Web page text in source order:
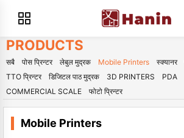
PRODUCTS
सबै पोस प्रिन्टर लेबुल मुद्रक Mobile Printers स्क्यानर
TTO प्रिन्टर
डिजिटल पाठ मुद्रक 3D PRINTERS
PDA
COMMERCIAL SCALE
फोटो प्रिन्टर
Mobile Printers